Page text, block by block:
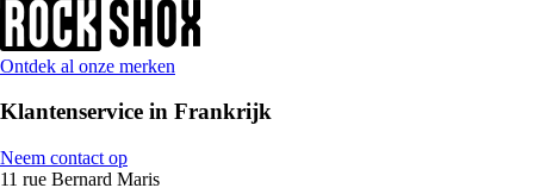
Ontdek al onze merken
Klantenservice in Frankrijk
Neem contact op
11 rue Bernard Maris